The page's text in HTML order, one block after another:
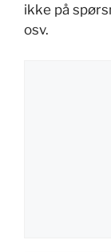
ikke på
osv.